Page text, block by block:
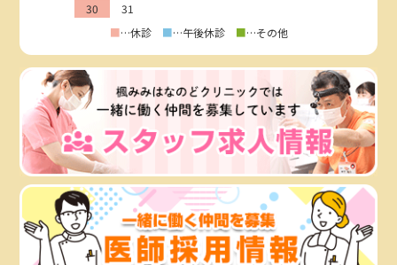
30
31
■…休診 ■…午後休診 ■…その他